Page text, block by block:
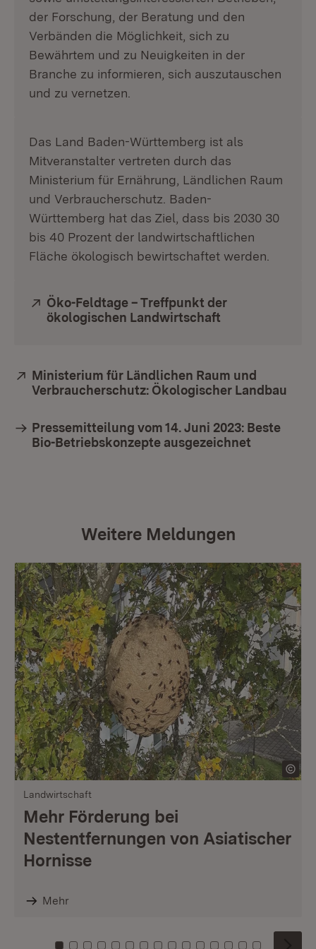
der Forschung, der Beratung und den
Verbänden die Möglichkeit, sich zu
Bewährtem und zu Neuigkeiten in der
Branche zu informieren, sich auszutauschen
und zu vernetzen.
Das Land Baden-Württemberg ist als
Mitveranstalter vertreten durch das
Ministerium für Ernährung, Ländlichen Raum
und Verbraucherschutz. Baden-
Württemberg hat das Ziel, dass bis 2030 30
bis 40 Prozent der landwirtschaftlichen
Fläche ökologisch bewirtschaftet werden.
Extern:
Öko-Feldtage – Treffpunkt der
ökologischen Landwirtschaft
Extern:
Ministerium für Ländlichen Raum und
Verbraucherschutz: Ökologischer Landbau
Pressemitteilung vom 14. Juni 2023: Beste
Bio-Betriebskonzepte ausgezeichnet
Weitere Meldungen
Landwirtschaft
Mehr Förderung bei
Nestentfernungen von Asiatischer
Hornisse
Mehr